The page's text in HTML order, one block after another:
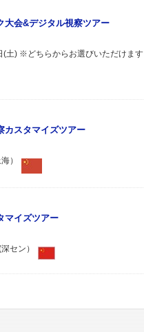
大会&デジタル視察ツアー
土) ※どちらからお選びいただけます
カスタマイズツアー
）
マイズツアー
セン）